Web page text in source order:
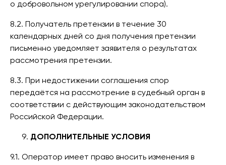
о добровольном урегулировании спора).
8.2. Получатель претензии в течение 30
календарных дней со дня получения претензии
письменно уведомляет заявителя о результатах
рассмотрения претензии.
8.3. При недостижении соглашения спор
передаётся на рассмотрение в судебный орган в
соответствии с действующим законодательством
Российской Федерации.
ДОПОЛНИТЕЛЬНЫЕ УСЛОВИЯ
9.1. Оператор имеет право вносить изменения в